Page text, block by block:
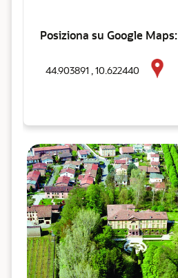
Posiziona su Google Maps:
44.903891 , 10.622440